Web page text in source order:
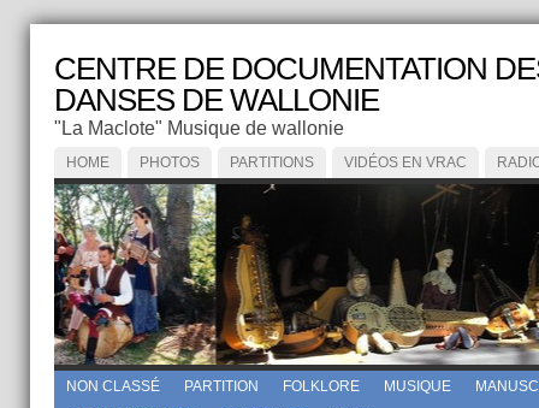
CENTRE DE DOCUMENTATION
DANSES DE WALLONIE
"La Maclote" Musique de wallonie
HOME PHOTOS PARTITIONS VIDÉOS EN VRAC
NON CLASSÉ PARTITION FOLKLORE MUSIQUE